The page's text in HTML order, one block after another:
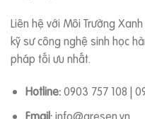
Liên hệ với Môi Trường
kỹ sư công nghệ sinh học
pháp tối ưu nhất.
Hotline:0903 757 108 |